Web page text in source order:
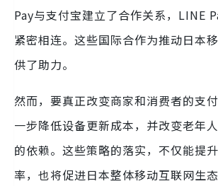
Pay与支付宝建立了合作关系，LINE
紧密相连。这些国际合作为推动日本
供了助力。
然而，要真正改变商家和消费者的支
一步降低设备更新成本，并改变老年
的依赖。这些策略的落实，不仅能提
率，也将促进日本整体移动互联网生态